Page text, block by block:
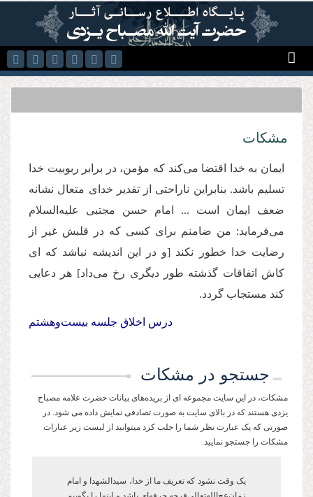
رفتن به محتوای اصلی
مشكات
ایمان به خدا اقتضا می‌کند که مؤمن، در برابر ربوبیت خدا
تسلیم باشد. بنابراین ناراحتی از تقدیر خدای متعال نشانه
ضعف ایمان است ... امام حسن مجتبی علیه‌السلام
می‌فرماید: من ضامنم برای کسی که در قلبش غیر از
رضایت خدا خطور نکند [و در این اندیشه نباشد که ای
کاش اتفاقات گذشته طور دیگری رخ می‌داد] هر دعایی
کند مستجاب گردد.
درس اخلاق جلسه‌ بیست‌وهشتم
جستجو در مشکات
مشکات، در این سایت مجموعه ای از بریده‌های بیانات حضرت علامه مصباح
یزدی هستند که در بالای سایت به صورت تصادفی نمایش داده می شود. در
صورتی که یک عبارت نظر شما را جلب کرد میتوانید از لیست زیر عبارات
مشکات را جستجو نمایید.
یک وقت نشود که تعریف ما از خدا، سیدالشهدا و امام